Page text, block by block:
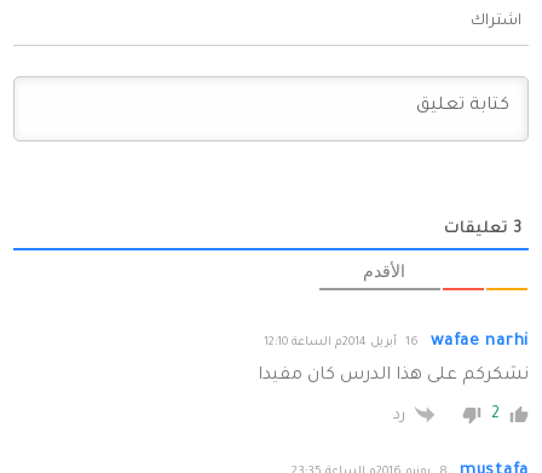
اشتراك
3 تعليقات
الأقدم
wafae narhi 16 أبريل 2014م الساعة 12:10
نشكركم على هذا الدرس كان مفيدا
2 رد